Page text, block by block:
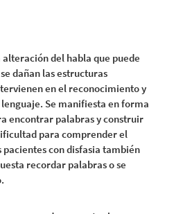
alteración del habla que puede
dañan las estructuras
en el reconocimiento y
Se manifiesta en forma
encontrar palabras y construir
para comprender el
pacientes con disfasia también
recordar palabras o se